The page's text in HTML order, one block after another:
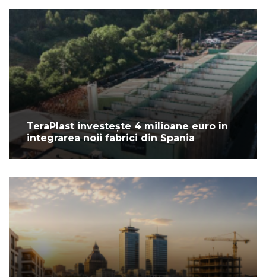
TeraPlast investește 4 milioane euro în
integrarea noii fabrici din Spania